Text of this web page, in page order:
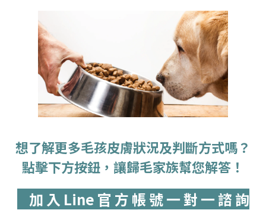
想了解更多毛孩皮膚狀況及判斷方式嗎？
點擊下方按鈕，讓歸毛家族幫您解答！
加 入 Line 官 方 帳 號 一 對 一 諮 詢